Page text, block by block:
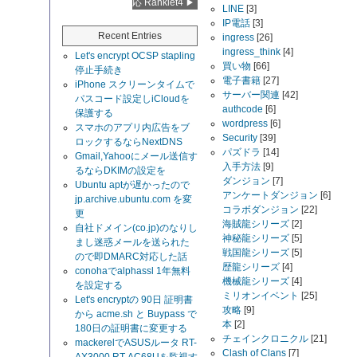
応 Ranklet4
Recent Entries
Let's encrypt OCSP stapling
停止手続き
iPhone スクリーンタイムで
パスコード設定しiCloudを
保護する
スマホのアプリ内広告をブ
ロックするならNextDNS
Gmail,Yahooにメール送信す
るならDKIMの設定を
Ubuntu aptが遅かったので
jp.archive.ubuntu.com を変
更
自社ドメイン(co.jp)のなりし
まし迷惑メールを送られた
ので即DMARC対応した話
conohaでalphassl 1年無料
を設定する
Let's encryptの 90日 証明書
から acme.sh と Buypass で
180日の証明書に変更する
mackerelでASUSルータ RT-
LINE [3]
IP電話 [3]
ingress [26]
ingress_think [4]
買い物 [66]
電子書籍 [27]
サーバー関連 [42]
authcode [6]
wordpress [6]
Security [39]
パズドラ [14]
入手方法 [9]
ダンジョン [7]
アンケートダンジョン [6]
コラボダンジョン [22]
海賊龍シリーズ [2]
神秘龍シリーズ [5]
戦国龍シリーズ [5]
歴龍シリーズ [4]
機械龍シリーズ [4]
ミリオンイベント [25]
攻略 [9]
本 [2]
チェインクロニクル [21]
Clash of Clans [7]